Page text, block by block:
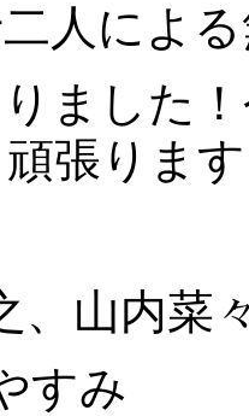
人によ
ました
張りま
、山内菜
すみ